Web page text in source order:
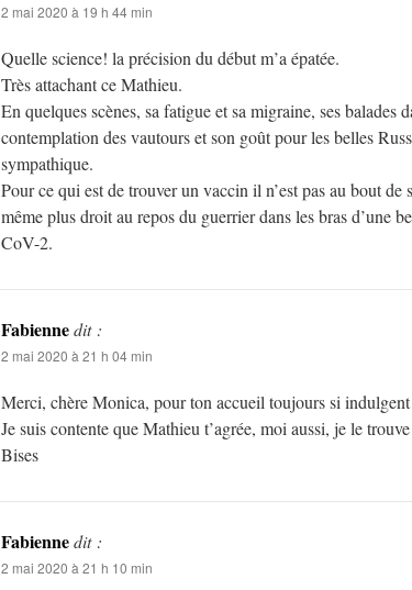
2 mai 2020 à 19 h 44 min
Quelle science! la précision du début m’a épatée.
Très attachant ce Mathieu.
En quelques scènes, sa fatigue et sa migraine, ses balades
contemplation des vautours et son goût pour les belles
sympathique.
Pour ce qui est de trouver un vaccin il n’est pas au bout de
même plus droit au repos du guerrier dans les bras d’une
CoV-2.
Fabiennedit :
2 mai 2020 à 21 h 04 min
Merci, chère Monica, pour ton accueil toujours si indulgent
Je suis contente que Mathieu t’agrée, moi aussi, je le
Bises
Fabiennedit :
2 mai 2020 à 21 h 10 min